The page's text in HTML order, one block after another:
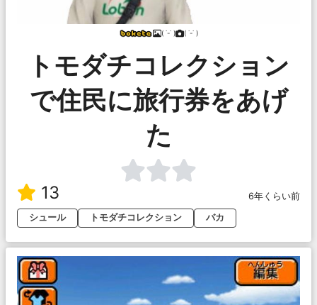
( ˙-˙ ) ( ˙-˙ )
トモダチコレクション
で住民に旅行券をあげ
た
13
6年くらい前
シュール
トモダチコレクション バカ